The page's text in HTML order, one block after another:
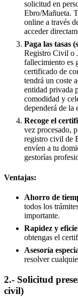
solicitud en
Ebro/Mañueta.
online a través
acceder
Paga las tasas
Registro Civil o
fallecimiento es
certificado de
tendrá un coste
entidad privada
comodidad y
dependerá de la
Recoge el
vez procesado,
registro civil de
envíen a tu
gestorías
Ventajas:
Ahorro de
todos los
importante.
Rapidez y
obtengas el
Asesoría
resolver
2.- Solicitud
civil)